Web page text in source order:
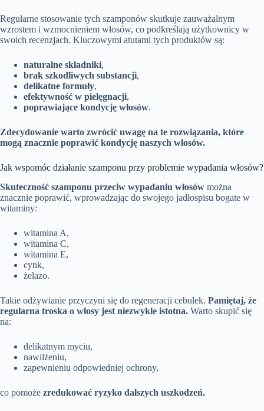
Regularne stosowanie tych szamponów skutkuje zauważalnym
wzrostem i wzmocnieniem włosów, co podkreślają użytkownicy w
swoich recenzjach. Kluczowymi atutami tych produktów są:
naturalne składniki,
brak szkodliwych substancji,
delikatne formuły,
efektywność w pielęgnacji,
poprawiające kondycję włosów.
Zdecydowanie warto zwrócić uwagę na te rozwiązania, które
mogą znacznie poprawić kondycję naszych włosów.
Jak wspomóc działanie szamponu przy problemie wypadania włosów?
Skuteczność szamponu przeciw wypadaniu włosów można
znacznie poprawić, wprowadzając do swojego jadłospisu bogate w
witaminy:
witamina A,
witamina C,
witamina E,
cynk,
żelazo.
Takie odżywianie przyczyni się do regeneracji cebulek. Pamiętaj, że
regularna troska o włosy jest niezwykle istotna. Warto skupić się
na:
delikatnym myciu,
nawilżeniu,
zapewnieniu odpowiedniej ochrony,
co pomoże zredukować ryzyko dalszych uszkodzeń.